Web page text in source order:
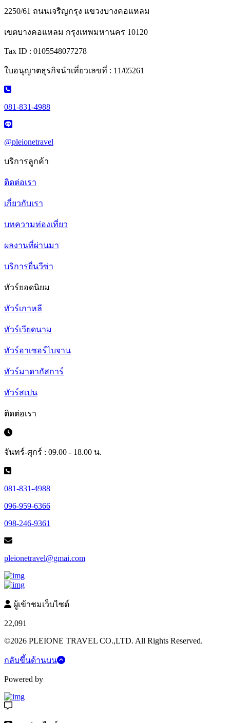
2250/61 ถนนเจริญกรุง แขวงบางคอแหลม
เขตบางคอแหลม กรุงเทพมหานคร 10120
Tax ID : 0105548077278
ใบอนุญาตธุรกิจนำเที่ยวเลขที่ : 11/05261
081-831-4988
@pleionetravel
บริการลูกค้า
ติดต่อเรา
เกี่ยวกับเรา
บทความท่องเที่ยว
ผลงานที่ผ่านมา
บริการยื่นวีซ่า
ทัวร์ยอดนิยม
ทัวร์เกาหลี
ทัวร์เวียดนาม
ทัวร์อาเซอร์ไบจาน
ทัวร์มาดากัสการ์
ทัวร์สเปน
ติดต่อเรา
จันทร์-ศุกร์ : 09.00 - 18.00 น.
081-831-4988
096-959-6366
098-246-9361
pleionetravel@gmai.com
ผู้เข้าชมเว็บไซต์
22,091
©2026 PLEIONE TRAVEL CO.,LTD. All Rights Reserved.
กลับขึ้นด้านบน
Powered by